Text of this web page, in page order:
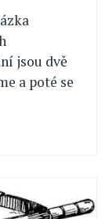
jsou dvě
a poté se